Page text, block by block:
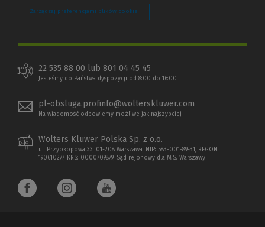
Zarządzaj preferencjami plików cookie
22 535 88 00 lub 801 04 45 45
Jesteśmy do Państwa dyspozycji od 8:00 do 16:00
pl-obsluga.profinfo@wolterskluwer.com
Na wiadomość odpowiemy możliwe jak najszybciej.
Wolters Kluwer Polska Sp. z o.o.
ul. Przyokopowa 33, 01-208 Warszawa; NIP: 583-001-89-31, REGON:
190610277, KRS: 0000709879, Sąd rejonowy dla M.S. Warszawy